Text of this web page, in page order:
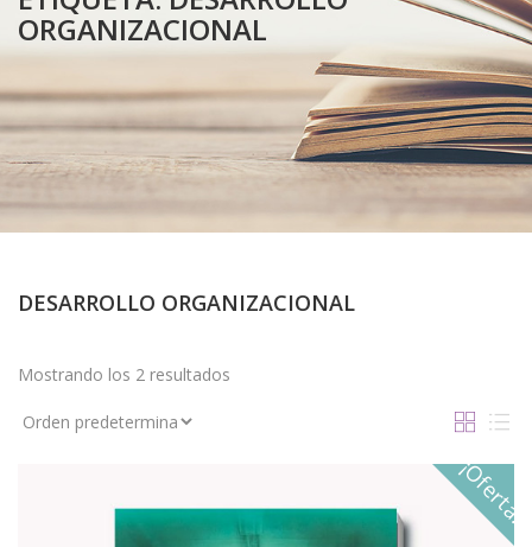
ORGANIZACIONAL
DESARROLLO ORGANIZACIONAL
Mostrando los 2 resultados
¡Oferta!